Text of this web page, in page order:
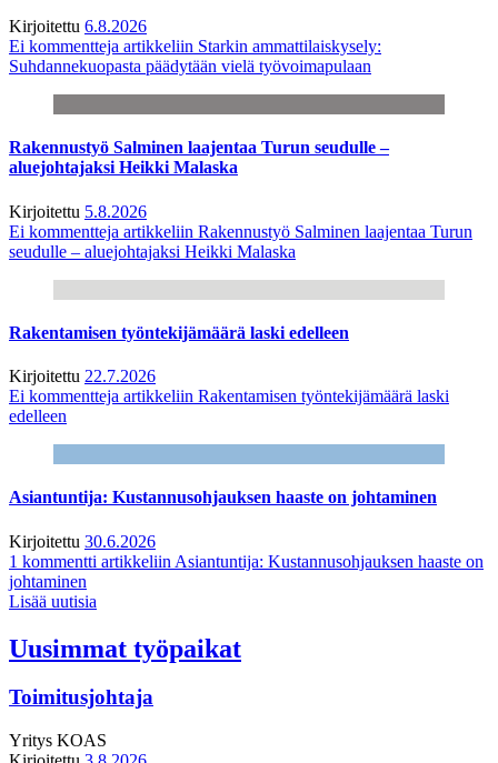
Kirjoitettu 6.8.2026
Ei kommentteja artikkeliin Starkin ammattilaiskysely:
Suhdannekuopasta päädytään vielä työvoimapulaan
Rakennustyö Salminen laajentaa Turun seudulle –
aluejohtajaksi Heikki Malaska
Kirjoitettu 5.8.2026
Ei kommentteja artikkeliin Rakennustyö Salminen laajentaa Turun
seudulle – aluejohtajaksi Heikki Malaska
Rakentamisen työntekijämäärä laski edelleen
Kirjoitettu 22.7.2026
Ei kommentteja artikkeliin Rakentamisen työntekijämäärä laski
edelleen
Asiantuntija: Kustannusohjauksen haaste on johtaminen
Kirjoitettu 30.6.2026
1 kommentti artikkeliin Asiantuntija: Kustannusohjauksen haaste on
johtaminen
Lisää uutisia
Uusimmat työpaikat
Toimitusjohtaja
Yritys KOAS